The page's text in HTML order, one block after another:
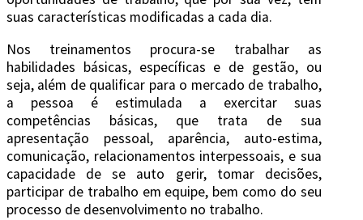
suas características modificadas a cada dia.
Nos treinamentos procura-se trabalhar as
habilidades básicas, específicas e de gestão, ou
seja, além de qualificar para o mercado de trabalho,
a pessoa é estimulada a exercitar suas
competências básicas, que trata de sua
apresentação pessoal, aparência, auto-estima,
comunicação, relacionamentos interpessoais, e sua
capacidade de se auto gerir, tomar decisões,
participar de trabalho em equipe, bem como do seu
processo de desenvolvimento no trabalho.